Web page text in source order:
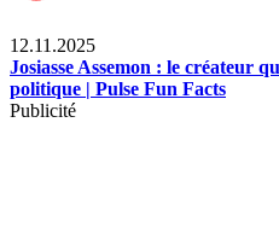
12.11.2025
Josiasse Assemon : le créateur
politique | Pulse Fun Facts
Publicité